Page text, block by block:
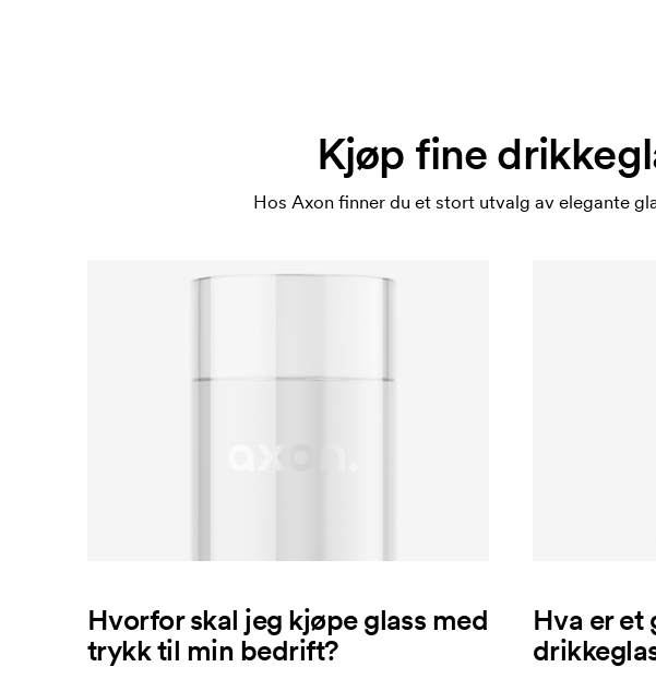
Kjøp fine
Hos Axon finner du et stort utvalg av elegante
Hvorfor skal jeg kjøpe glass med
trykk til min bedrift?
Hva er et